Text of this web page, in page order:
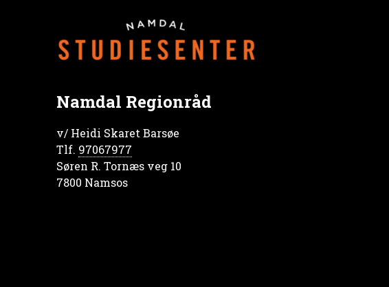
Namdal Regionråd
v/ Heidi Skaret Barsøe
Tlf. 97067977
Søren R. Tornæs veg 10
7800 Namsos